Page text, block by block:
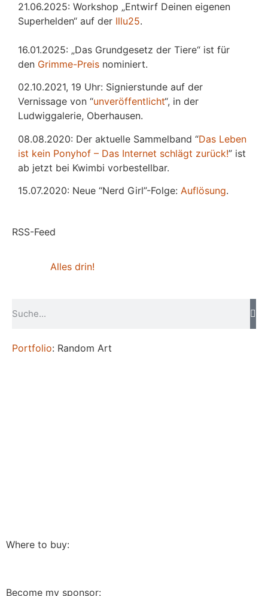
21.06.2025: Workshop „Entwirf Deinen eigenen
Superhelden“ auf der Illu25.
16.01.2025: „Das Grundgesetz der Tiere“ ist für
den Grimme-Preis nominiert.
02.10.2021, 19 Uhr: Signierstunde auf der
Vernissage von “unveröffentlicht“, in der
Ludwiggalerie, Oberhausen.
08.08.2020: Der aktuelle Sammelband “Das Leben
ist kein Ponyhof – Das Internet schlägt zurück!” ist
ab jetzt bei Kwimbi vorbestellbar.
15.07.2020: Neue “Nerd Girl”-Folge: Auflösung.
RSS-Feed
Alles drin!
Portfolio: Random Art
Where to buy:
Become my sponsor: